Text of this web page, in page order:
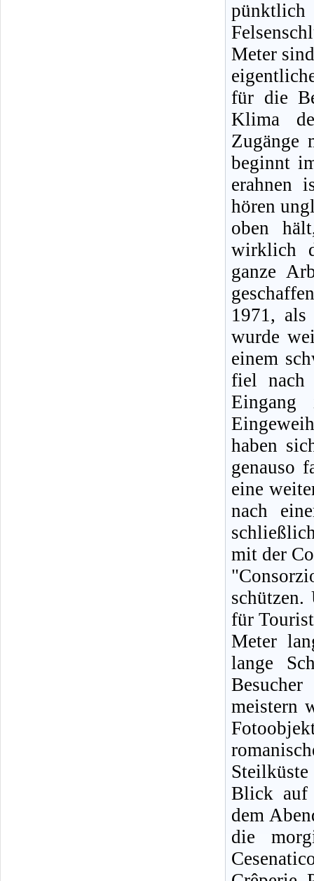
Meter
für die
Klima
Zugänge
beginnt
erahnen
hören
oben
wirklich
ganze
1971,
wurde
einem
fiel nach
haben
genauso
eine
nach
mit der
für
Meter
lange
meistern
Blick auf
dem
die